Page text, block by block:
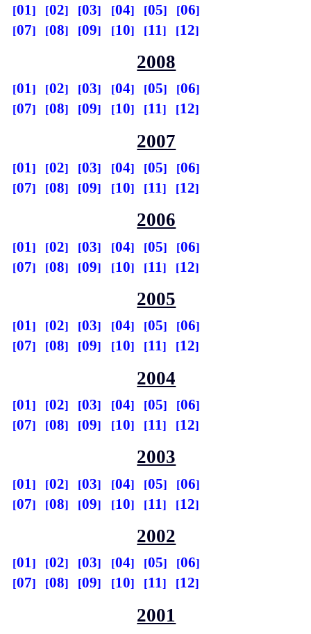
01 02 03 04 05
06
07
08 09 10 11 12
2008
01 02 03 04 05
06
07
08 09 10 11 12
2007
01 02 03 04 05
06
07
08 09 10 11 12
2006
01 02 03 04 05
06
07
08 09 10 11 12
2005
01 02 03 04 05
06
07
08 09 10 11 12
2004
01 02 03 04 05
06
07
08 09 10 11 12
2003
01 02 03 04 05
06
07
08 09 10 11 12
2002
01 02 03 04 05
06
07
08 09 10 11 12
2001